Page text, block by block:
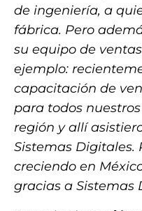
de ingeniería, a
fábrica. Pero
su equipo de
ejemplo:
capacitación de
para todos
región y allí
Sistemas Digitales.
creciendo en
gracias a Sistemas